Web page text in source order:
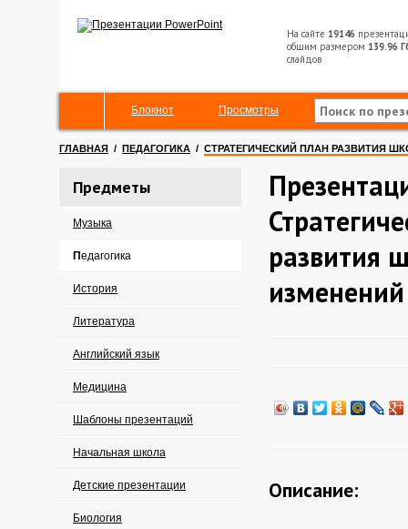
На сайте 19146
общим размером 139.96
слайдов
Блокнот Просмотры
ГЛАВНАЯ / ПЕДАГОГИКА / СТРАТЕГИЧЕСКИЙ ПЛАН РАЗВИТИЯ
Предметы
Музыка
Педагогика
История
Литература
Английский язык
Медицина
Шаблоны презентаций
Начальная школа
Детские презентации
Биология
развития
изменений
Описание: